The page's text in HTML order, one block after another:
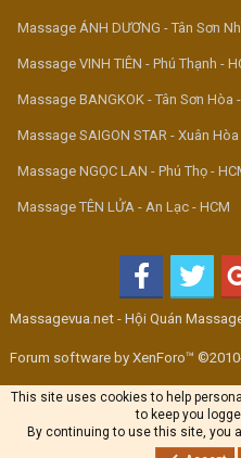
Massage ÁNH DƯƠNG - Tân Sơn
Massage VINH TIÊN - Phú Thạnh -
Massage BANGKOK - Tân Sơn Hòa
Massage SAIGON STAR - Xuân Hòa
Massage NGỌC LAN - Phú Thọ -
Massage TÊN LỬA - An Lạc - HCM
Massagevua.net - Hội Quán
Forum software by XenForo™
This site uses cookies to help
to keep you
By continuing to use this site, you